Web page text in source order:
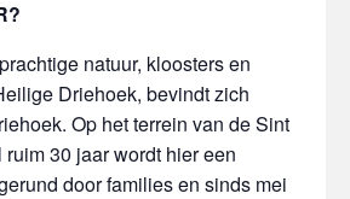
natuur, kloosters en
Driehoek, bevindt zich
Op het terrein van de Sint
30 jaar wordt hier een
door families en sinds mei